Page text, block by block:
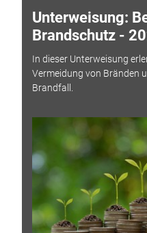
Unterweisung:
Brandschutz -
In dieser Unterweisung
Vermeidung von Bränden
Brandfall.